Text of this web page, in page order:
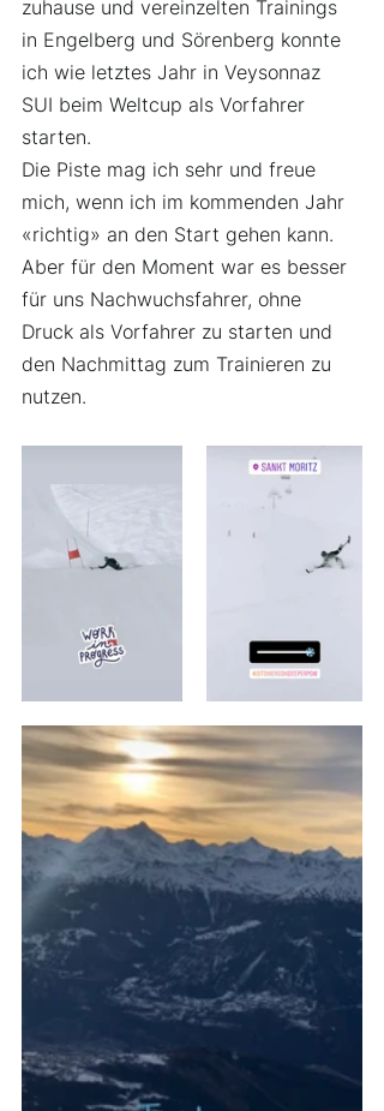
zuhause und vereinzelten Trainings
in Engelberg und Sörenberg konnte
ich wie letztes Jahr in Veysonnaz
SUI beim Weltcup als Vorfahrer
starten.
Die Piste mag ich sehr und freue
mich, wenn ich im kommenden Jahr
«richtig» an den Start gehen kann.
Aber für den Moment war es besser
für uns Nachwuchsfahrer, ohne
Druck als Vorfahrer zu starten und
den Nachmittag zum Trainieren zu
nutzen.